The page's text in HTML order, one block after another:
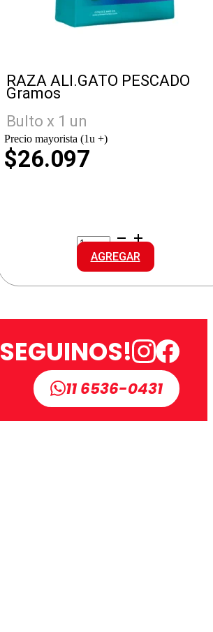
RAZA ALI.GATO PESCADO
Gramos
Bulto x 1 un
Precio mayorista (1u +)
$26.097
RAZA
ALI.GATO
PESCADO
cantidad
AGREGAR
SEGUINOS!
11 6536-0431